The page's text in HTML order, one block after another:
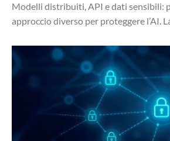
Modelli distribuiti, API e dati sensibili:
approccio diverso per proteggere l’AI.